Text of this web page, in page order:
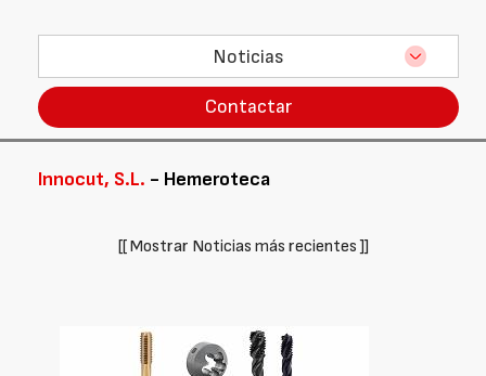
Noticias
Contactar
Innocut, S.L. - Hemeroteca
[[ Mostrar Noticias más recientes ]]